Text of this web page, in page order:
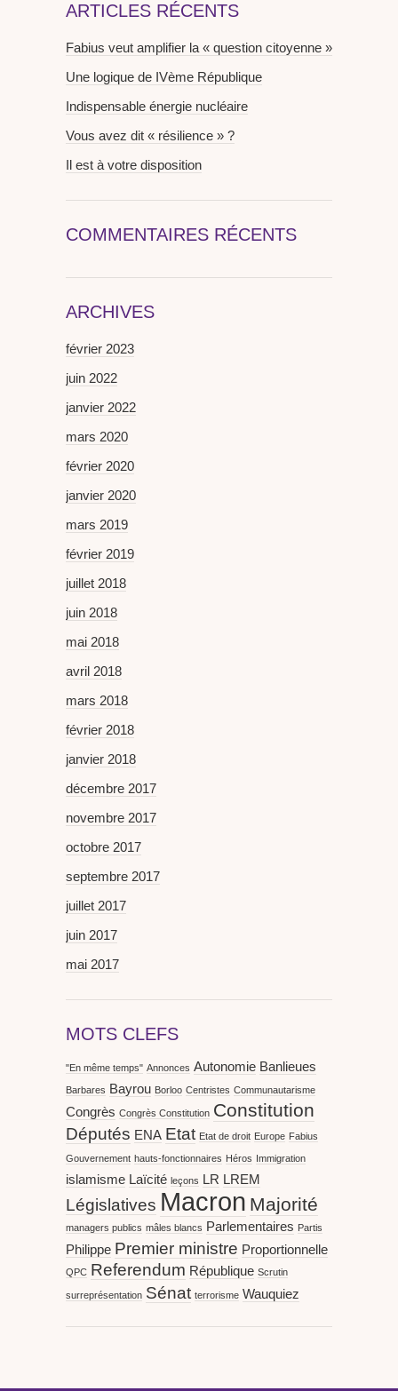
ARTICLES RÉCENTS
Fabius veut amplifier la « question citoyenne »
Une logique de IVème République
Indispensable énergie nucléaire
Vous avez dit « résilience » ?
Il est à votre disposition
COMMENTAIRES RÉCENTS
ARCHIVES
février 2023
juin 2022
janvier 2022
mars 2020
février 2020
janvier 2020
mars 2019
février 2019
juillet 2018
juin 2018
mai 2018
avril 2018
mars 2018
février 2018
janvier 2018
décembre 2017
novembre 2017
octobre 2017
septembre 2017
juillet 2017
juin 2017
mai 2017
MOTS CLEFS
"En même temps" Annonces Autonomie Banlieues
Barbares Bayrou Borloo Centristes Communautarisme
Congrès Congrès Constitution Constitution
Députés ENA Etat Etat de droit Europe Fabius
Gouvernement hauts-fonctionnaires Héros Immigration
islamisme Laïcité leçons LR LREM
Législatives Macron Majorité
managers publics mâles blancs Parlementaires Partis
Philippe Premier ministre Proportionnelle
QPC Referendum République Scrutin
surreprésentation Sénat terrorisme Wauquiez